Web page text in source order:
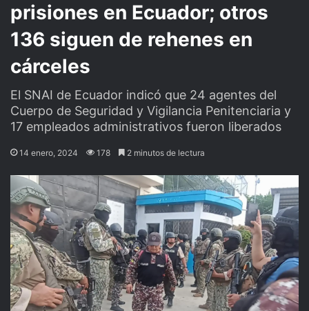
prisiones en Ecuador; otros
136 siguen de rehenes en
cárceles
El SNAI de Ecuador indicó que 24 agentes del
Cuerpo de Seguridad y Vigilancia Penitenciaria y
17 empleados administrativos fueron liberados
14 enero, 2024 178 2 minutos de lectura